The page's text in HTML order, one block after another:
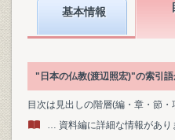
基本情報
"日本の仏教(渡辺照宏)"の索引
目次は見出しの階層(編・章・節
… 資料編に詳細な情報があり